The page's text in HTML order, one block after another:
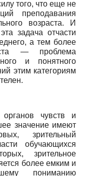
того, что еще не
преподавания
возраста. И
задача отчасти
а тем более
— проблема
и понятного
этим категориям
органов чувств и
значение имеют
зрительный
обучающихся
зрительное
более емким и
пониманию